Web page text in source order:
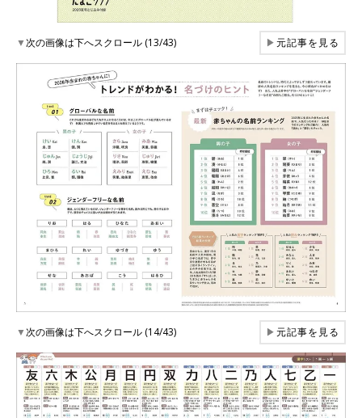
▼次の画像は下へスクロール (13/43) ▶元記事を見る
▼次の画像は下へスクロール (14/43) ▶元記事を見る